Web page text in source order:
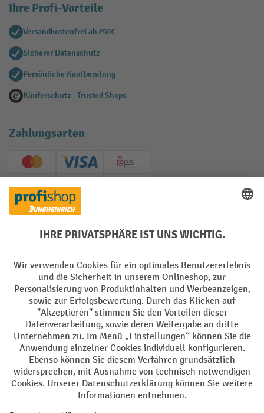
Ihre Profi-Vorteile
Versandkostenfrei ab 250€
Sicherer Datenschutz
Persönliche Kaufberatung
Käuferschutz - Trusted Shops
Zahlungsarten
Creditcard (Master)Creditcard (Visa)
EPS
PayPal
Soziale Netzwerke
Impressum Datenschutz
Barrierefreiheit Privacy Settings
Alle Preise exkl. gesetzl. Mehrwertsteuer zzgl.Versandkostenund ggf.
Nachnahmegebühren, wenn nicht anders angegeben.
¹ Der Rabatt gilt so lange der Vorrat reicht. Der Rabatt gilt nicht auf